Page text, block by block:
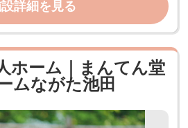
詳細を見る
ホーム｜まんてん堂
ムながた池田